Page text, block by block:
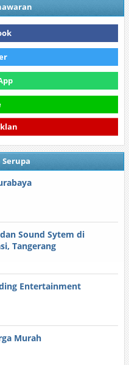
Sound Sytem di
Tangerang
Entertainment
Murah